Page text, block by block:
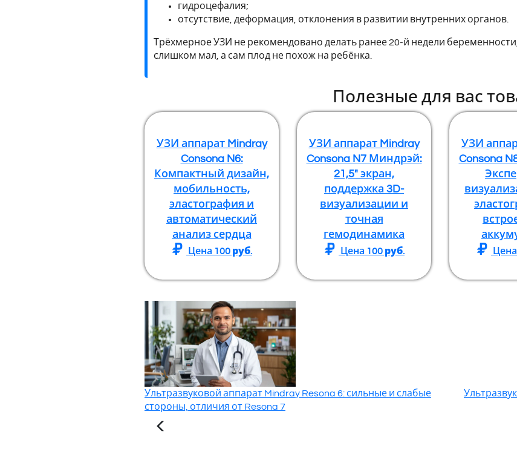
гидроцефалия;
отсутствие, деформация, отклонения в развитии внутренних органов.
Трёхмерное УЗИ не рекомендовано делать ранее 20-й недели
слишком мал, а сам плод не похож на ребёнка.
Полезные для вас
УЗИ аппарат Mindray
Consona N6:
Компактный дизайн,
мобильность,
эластография и
автоматический
анализ сердца
Цена 100 руб.
УЗИ аппарат Mindray
Consona N7 Миндрэй:
21,5" экран,
поддержка 3D-
визуализации и
точная
гемодинамика
Цена 100 руб.
УЗИ
Consona
Цена
Ультразвуковой аппарат Mindray Resona 6: сильные и слабые
стороны, отличия от Resona 7